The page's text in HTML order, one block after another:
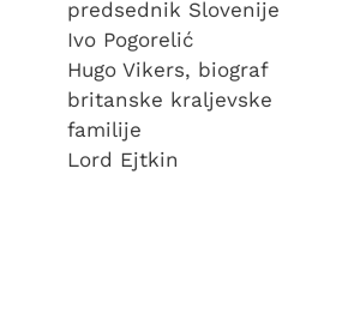
predsednik Slovenije
Ivo Pogorelić
Hugo Vikers, biograf
britanske kraljevske
familije
Lord Ejtkin